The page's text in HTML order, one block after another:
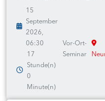
15
September
2026,
06:30
17
Stunde(n)
0
Minute(n)
Vor-Ort-
Seminar